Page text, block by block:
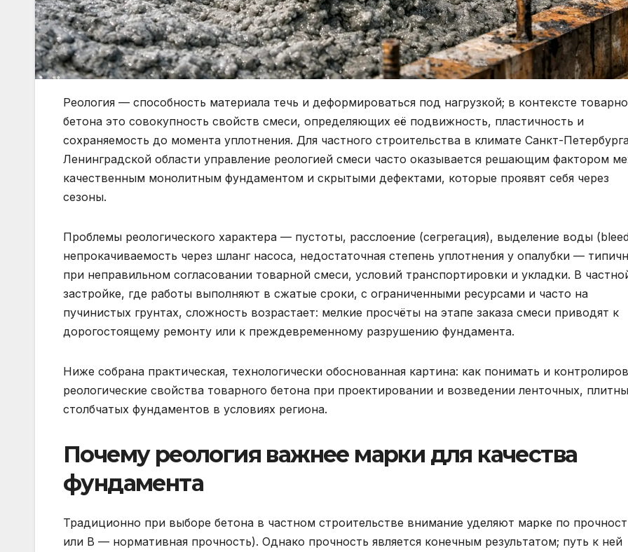
Реология — способность материала течь и деформироваться под нагрузкой; в контексте
бетона это совокупность свойств смеси, определяющих её подвижность, пластичность и
сохраняемость до момента уплотнения. Для частного строительства в климате Санкт-
Ленинградской области управление реологией смеси часто оказывается решающим фактором
качественным монолитным фундаментом и скрытыми дефектами, которые проявят себя через
сезоны.
Проблемы реологического характера — пустоты, расслоение (сегрегация), выделение воды
непрокачиваемость через шланг насоса, недостаточная степень уплотнения у опалубки —
при неправильном согласовании товарной смеси, условий транспортировки и укладки. В
застройке, где работы выполняют в сжатые сроки, с ограниченными ресурсами и часто на
пучинистых грунтах, сложность возрастает: мелкие просчёты на этапе заказа смеси приводят к
дорогостоящему ремонту или к преждевременному разрушению фундамента.
Ниже собрана практическая, технологически обоснованная картина: как понимать и
реологические свойства товарного бетона при проектировании и возведении ленточных,
столбчатых фундаментов в условиях региона.
Почему реология важнее марки для качества
фундамента
Традиционно при выборе бетона в частном строительстве внимание уделяют марке по
или B — нормативная прочность). Однако прочность является конечным результатом; путь к ней